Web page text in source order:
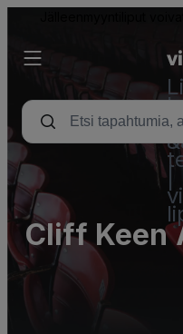
Cliff Keen
Lots